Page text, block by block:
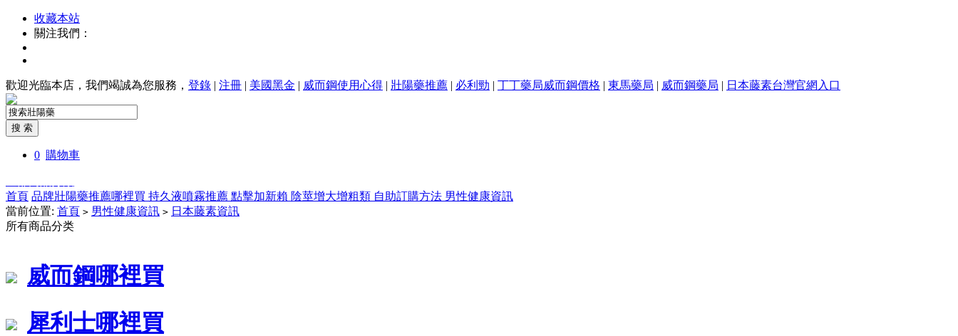
收藏本站
關注我們：
歡迎光臨本店，我們竭誠為您服務， 登錄 | 注冊 | 美國黑金 | 威而鋼使用心得 | 壯陽藥推薦 | 必利勁 | 丁丁藥局威而鋼價格 | 東馬藥局 | 威而鋼藥局 | 日本藤素台灣官網入口
0 購物車
首頁 品牌壯陽藥推薦哪裡買 持久液噴霧推薦 點擊加新賴 陰莖增大增粗類 自助訂購方法 男性健康資訊
當前位置: 首頁 > 男性健康資訊 > 日本藤素資訊
所有商品分类
威而鋼哪裡買
犀利士哪裡買